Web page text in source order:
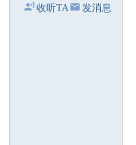
收听TA 发消息